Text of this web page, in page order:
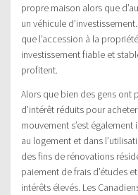
propre maison alors que
un véhicule
que l’accession à la
investissement fiable et
profitent.
Alors que bien des gens ont
d’intérêt réduits pour
mouvement s’est
au logement et dans
des fins de rénovations
paiement de frais d’études
intérêts élevés. Les